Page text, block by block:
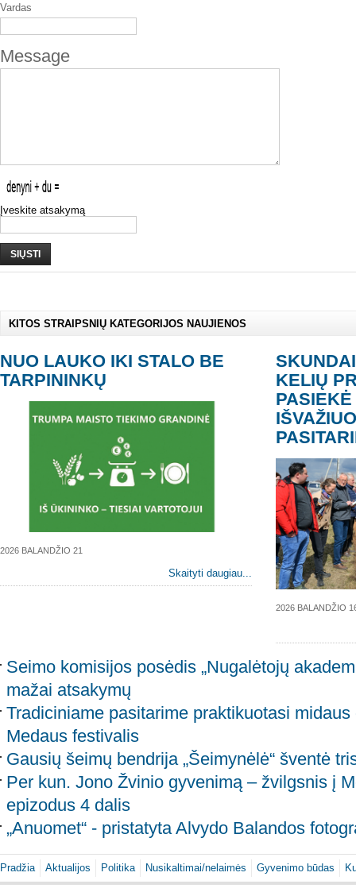
Vardas
Message
Įveskite atsakymą
SIŲSTI
KITOS STRAIPSNIŲ KATEGORIJOS NAUJIENOS
NUO LAUKO IKI STALO BE
TARPININKŲ
2026 BALANDŽIO 21
Skaityti daugiau...
KELIŲ
2026 BALANDŽIO
Seimo komisijos posėdis „Nugalėtojų
mažai atsakymų
Tradiciniame pasitarime praktikuotasi
Medaus festivalis
Gausių šeimų bendrija „Šeimynėlė“ šventė
Per kun. Jono Žvinio gyvenimą – žvilgsnis į
epizodus 4 dalis
„Anuomet“ - pristatyta Alvydo Balandos
Pradžia Aktualijos Politika Nusikaltimai/nelaimės Gyvenimo būdas